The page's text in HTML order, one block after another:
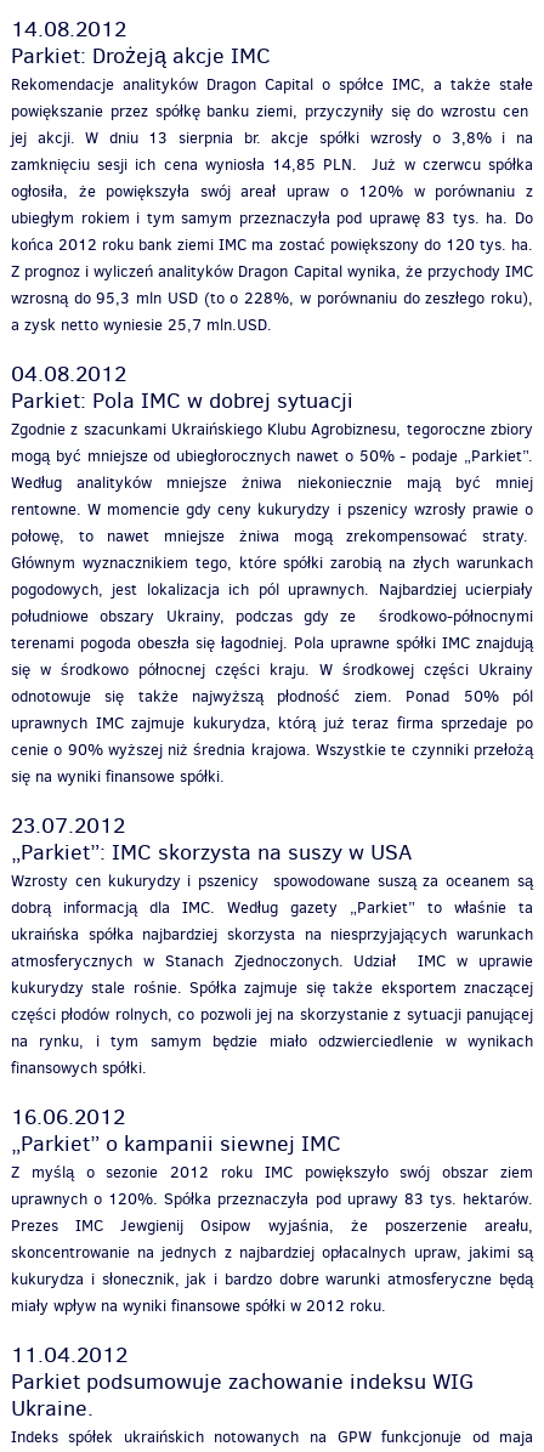
14.08.2012
Parkiet: Drożeją akcje IMC
Rekomendacje analityków Dragon Capital o spółce IMC, a także stałe
powiększanie przez spółkę banku ziemi, przyczyniły się do wzrostu cen
jej akcji. W dniu 13 sierpnia br. akcje spółki wzrosły o 3,8% i na
zamknięciu sesji ich cena wyniosła 14,85 PLN. Już w czerwcu spółka
ogłosiła, że powiększyła swój areał upraw o 120% w porównaniu z
ubiegłym rokiem i tym samym przeznaczyła pod uprawę 83 tys. ha. Do
końca 2012 roku bank ziemi IMC ma zostać powiększony do 120 tys. ha.
Z prognoz i wyliczeń analityków Dragon Capital wynika, że przychody IMC
wzrosną do 95,3 mln USD (to o 228%, w porównaniu do zeszłego roku),
a zysk netto wyniesie 25,7 mln.USD.
04.08.2012
Parkiet: Pola IMC w dobrej sytuacji
Zgodnie z szacunkami Ukraińskiego Klubu Agrobiznesu, tegoroczne zbiory
mogą być mniejsze od ubiegłorocznych nawet o 50% - podaje „Parkiet”.
Według analityków mniejsze żniwa niekoniecznie mają być mniej
rentowne. W momencie gdy ceny kukurydzy i pszenicy wzrosły prawie o
połowę, to nawet mniejsze żniwa mogą zrekompensować straty.
Głównym wyznacznikiem tego, które spółki zarobią na złych warunkach
pogodowych, jest lokalizacja ich pól uprawnych. Najbardziej ucierpiały
południowe obszary Ukrainy, podczas gdy ze środkowo-północnymi
terenami pogoda obeszła się łagodniej. Pola uprawne spółki IMC znajdują
się w środkowo północnej części kraju. W środkowej części Ukrainy
odnotowuje się także najwyższą płodność ziem. Ponad 50% pól
uprawnych IMC zajmuje kukurydza, którą już teraz firma sprzedaje po
cenie o 90% wyższej niż średnia krajowa. Wszystkie te czynniki przełożą
się na wyniki finansowe spółki.
23.07.2012
„Parkiet”: IMC skorzysta na suszy w USA
Wzrosty cen kukurydzy i pszenicy spowodowane suszą za oceanem są
dobrą informacją dla IMC. Według gazety „Parkiet” to właśnie ta
ukraińska spółka najbardziej skorzysta na niesprzyjających warunkach
atmosferycznych w Stanach Zjednoczonych. Udział IMC w uprawie
kukurydzy stale rośnie. Spółka zajmuje się także eksportem znaczącej
części płodów rolnych, co pozwoli jej na skorzystanie z sytuacji panującej
na rynku, i tym samym będzie miało odzwierciedlenie w wynikach
finansowych spółki.
16.06.2012
„Parkiet” o kampanii siewnej IMC
Z myślą o sezonie 2012 roku IMC powiększyło swój obszar ziem
uprawnych o 120%. Spółka przeznaczyła pod uprawy 83 tys. hektarów.
Prezes IMC Jewgienij Osipow wyjaśnia, że poszerzenie areału,
skoncentrowanie na jednych z najbardziej opłacalnych upraw, jakimi są
kukurydza i słonecznik, jak i bardzo dobre warunki atmosferyczne będą
miały wpływ na wyniki finansowe spółki w 2012 roku.
11.04.2012
Parkiet podsumowuje zachowanie indeksu WIG
Ukraine.
Indeks spółek ukraińskich notowanych na GPW funkcjonuje od maja